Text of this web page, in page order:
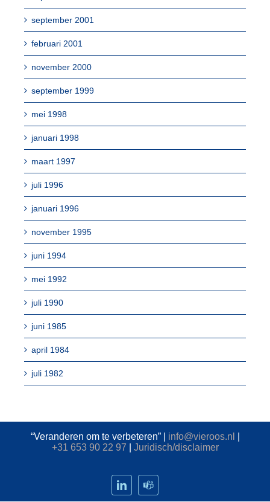
september 2001
februari 2001
november 2000
september 1999
mei 1998
januari 1998
maart 1997
juli 1996
januari 1996
november 1995
juni 1994
mei 1992
juli 1990
juni 1985
april 1984
juli 1982
“Veranderen om te verbeteren” | info@vieroos.nl
+31 653 90 22 97
Juridisch/disclaimer